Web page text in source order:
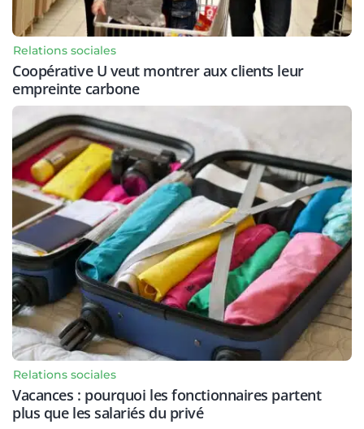
Relations sociales
Coopérative U veut montrer aux clients leur
empreinte carbone
Relations sociales
Vacances : pourquoi les fonctionnaires partent
plus que les salariés du privé